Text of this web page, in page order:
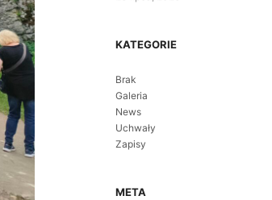
KATEGORIE
Brak
Galeria
News
Uchwały
Zapisy
META